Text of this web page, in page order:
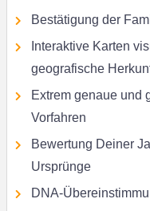
Bestätigung der
Interaktive Karten
geografische
Extrem genaue und
Vorfahren
Bewertung Deiner
Ursprünge
DNA-